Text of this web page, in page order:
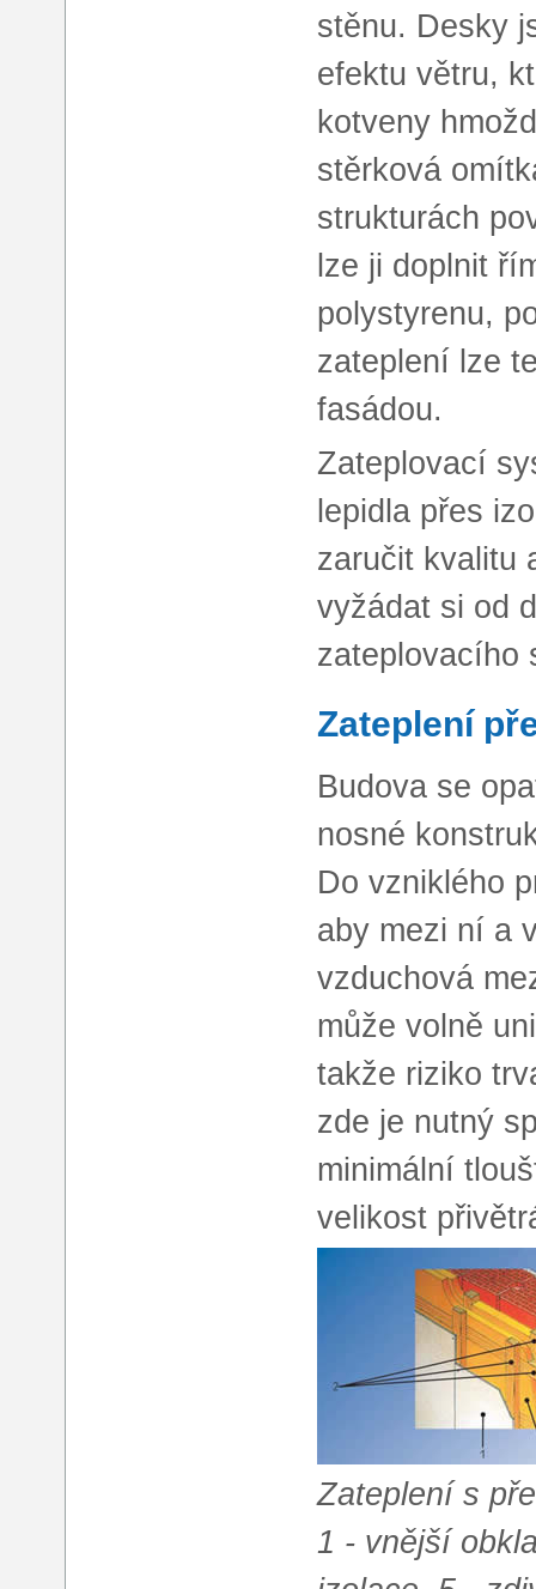
stěnu. Desky
efektu větru,
kotveny
stěrková
strukturách
lze ji doplnit
polystyrenu,
zateplení lze
fasádou.
Zateplovací
lepidla přes
zaručit kvalitu
vyžádat si od
zateplovacího
Zateplení
Budova se
nosné
Do vzniklého
aby mezi ní a
vzduchová
může volně
takže riziko
zde je nutný
minimální
velikost
Zateplení s
1 - vnější